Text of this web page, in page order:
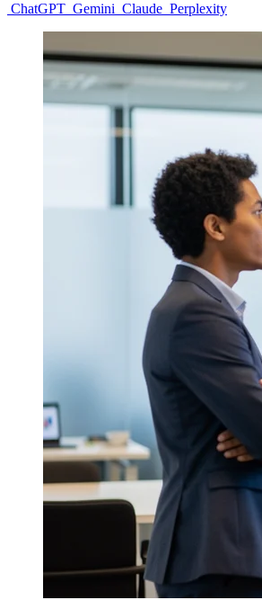
ChatGPT Gemini Claude Perplexity